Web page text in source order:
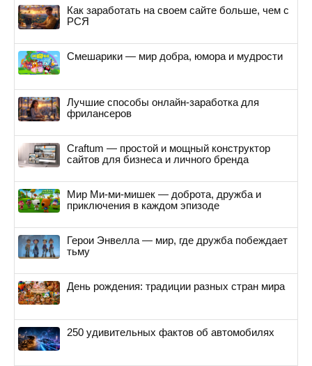
Как заработать на своем сайте больше, чем с
РСЯ
Смешарики — мир добра, юмора и мудрости
Лучшие способы онлайн-заработка для
фрилансеров
Craftum — простой и мощный конструктор
сайтов для бизнеса и личного бренда
Мир Ми-ми-мишек — доброта, дружба и
приключения в каждом эпизоде
Герои Энвелла — мир, где дружба побеждает
тьму
День рождения: традиции разных стран мира
250 удивительных фактов об автомобилях